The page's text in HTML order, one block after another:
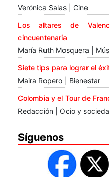
Verónica Salas | Cine
Los altares de
cincuentenaria
María Ruth Mosquera |
Siete tips para lograr el
Maira Ropero | Bienestar
Colombia y el Tour de
Redacción | Ocio y
Síguenos